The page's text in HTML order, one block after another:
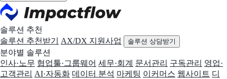
솔루션 추천
솔루션 추천받기
AX/DX 지원사업 솔루션 상담받기
분야별 솔루션
인사·노무 협업툴·그룹웨어 세무·회계 문서관리 구독관리 영업·
고객관리 AI·자동화 데이터 분석 마케팅 이커머스 웹사이트 디